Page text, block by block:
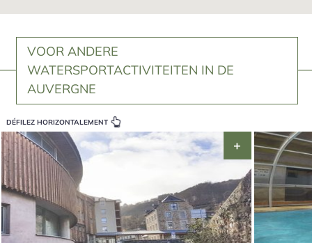
VOOR ANDERE
WATERSPORTACTIVITEITEN IN DE
AUVERGNE
DÉFILEZ HORIZONTALEMENT